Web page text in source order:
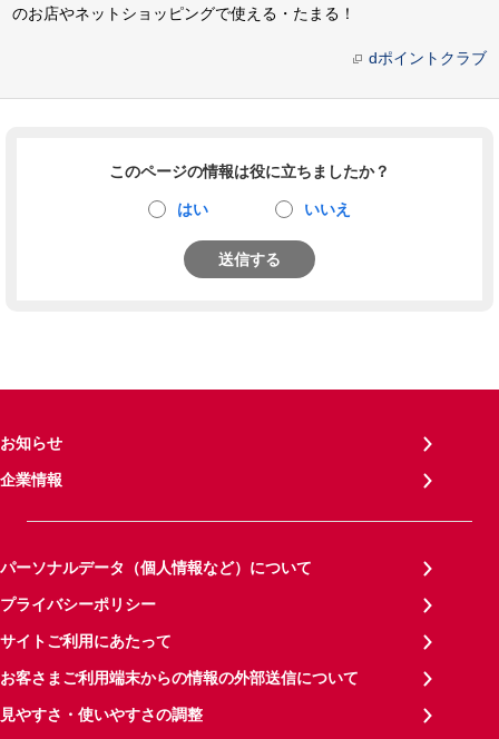
のお店やネットショッピングで使える・たまる！
dポイントクラブ
このページの情報は役に立ちましたか？
はい いいえ
送信する
お知らせ
企業情報
パーソナルデータ（個人情報など）について
プライバシーポリシー
サイトご利用にあたって
お客さまご利用端末からの情報の外部送信について
見やすさ・使いやすさの調整